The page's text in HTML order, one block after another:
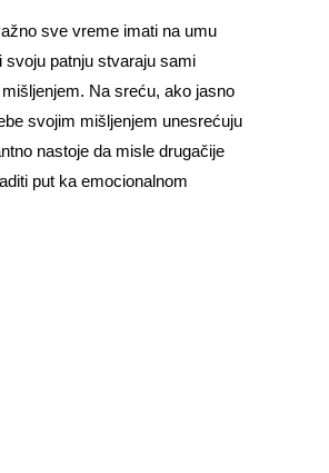
sve vreme imati na umu
svoju patnju stvaraju sami
Na sreću, ako jasno
svojim mišljenjem unesrećuju
nastoje da misle drugačije
put ka emocionalnom